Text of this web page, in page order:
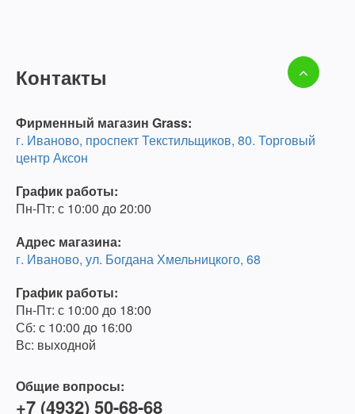
Контакты
Фирменный магазин Grass:
г. Иваново, проспект Текстильщиков, 80. Торговый
центр Аксон
График работы:
Пн-Пт: с 10:00 до 20:00
Адрес магазина:
г. Иваново, ул. Богдана Хмельницкого, 68
График работы:
Пн-Пт: с 10:00 до 18:00
Сб: с 10:00 до 16:00
Вс: выходной
Общие вопросы:
+7 (4932) 50-68-68